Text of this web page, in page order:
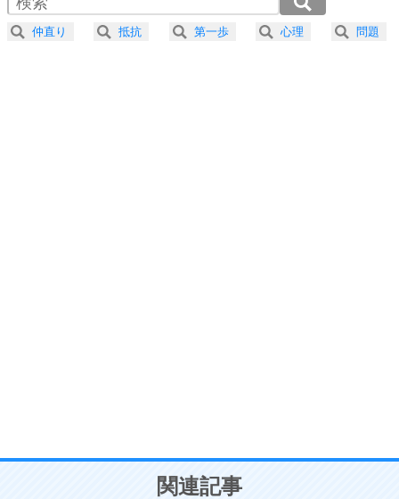
ことが大切。
2.5倍速 （321KB 1分22秒）
3.0倍速 （268KB 1分8秒）
仲直り 抵抗 第一歩 心理 問題
関連記事